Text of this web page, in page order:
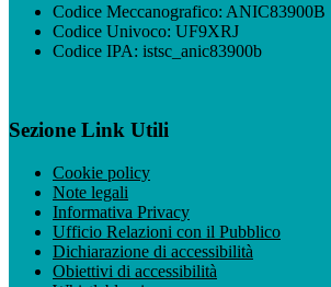
Codice Meccanografico: ANIC83900B
Codice Univoco: UF9XRJ
Codice IPA: istsc_anic83900b
Sezione Link Utili
Cookie policy
Note legali
Informativa Privacy
Ufficio Relazioni con il Pubblico
Dichiarazione di accessibilità
Obiettivi di accessibilità